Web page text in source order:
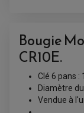
Bougie
CR10E.
Clé 6 pans :
Diamètre
Vendue à